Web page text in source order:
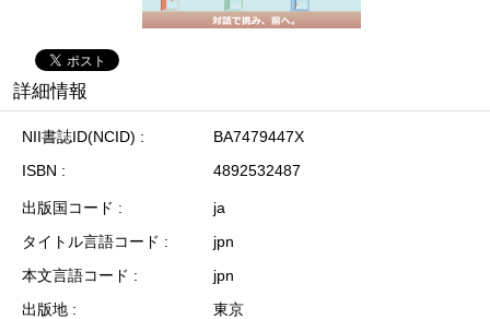
詳細情報
NII書誌ID(NCID)
BA7479447X
ISBN
4892532487
出版国コード
ja
タイトル言語コード
jpn
本文言語コード
jpn
出版地
東京